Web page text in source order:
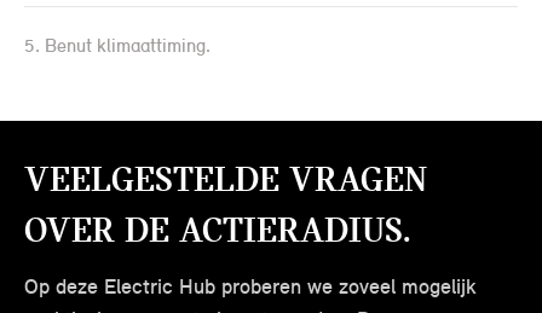
5. Benut klimaattiming.
Veelgestelde vragen
over de actieradius.
Op deze Electric Hub proberen we zoveel mogelijk